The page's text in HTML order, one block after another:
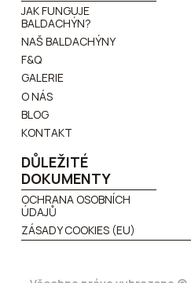
JAK FUNGUJE
BALDACHÝN?
NAŠ BALDACHÝNY
F&Q
GALERIE
O NÁS
BLOG
KONTAKT
DŮLEŽITÉ
DOKUMENTY
OCHRANA OSOBNÍCH
ÚDAJŮ
ZÁSADY COOKIES (EU)